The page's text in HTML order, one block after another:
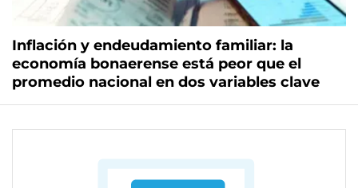
Inflación y endeudamiento familiar: la
economía bonaerense está peor que el
promedio nacional en dos variables clave